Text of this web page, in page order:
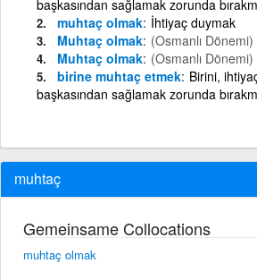
başkasından sağlamak zorunda
muhtaç olmak İhtiyaç duymak
Muhtaç olmak (Osmanlı Dönemi)
Muhtaç olmak (Osmanlı Dönemi)
birine muhtaç etmek Birini,
başkasından sağlamak zorunda
muhtaç
Gemeinsame Collocations
muhtaç olmak